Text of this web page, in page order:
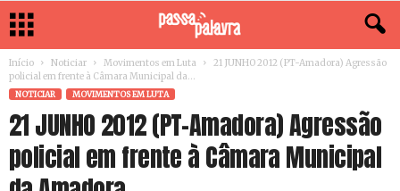
Início Noticiar Movimentos em Luta
21 JUNHO 2012 (PT-Amadora) Agressão
policial em frente à Câmara Municipal da...
NOTICIAR MOVIMENTOS EM LUTA
21 JUNHO 2012 (PT-Amadora) Agressão
policial em frente à Câmara Municipal